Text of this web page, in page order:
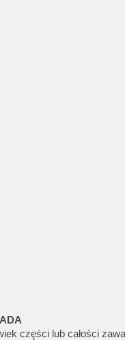
części lub całości